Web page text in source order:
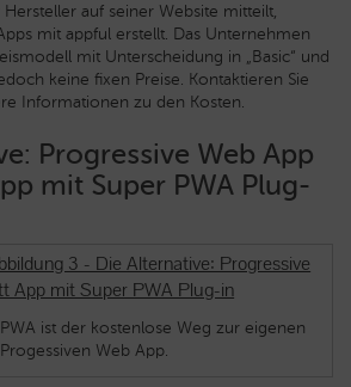
auf seiner Website mitteilt,
mit appful erstellt. Das Unternehmen
mit Unterscheidung in „Basic“ und
keine fixen Preise. Kontaktieren Sie
Informationen zu den Kosten.
Progressive Web App
mit Super PWA Plug-
ist der kostenlose Weg zur eigenen
Progessiven Web App.